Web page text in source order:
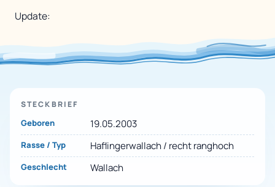
Update:
STECKBRIEF
Geboren 19.05.2003
Rasse / Typ Haflingerwallach / recht ranghoch
Geschlecht Wallach